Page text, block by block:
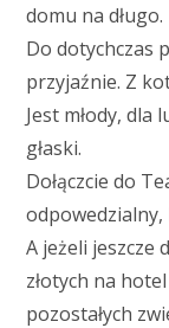
domu na długo.
Do dotychczas
przyjaźnie. Z
Jest młody,
głaski.
Dołączcie do
odpowedzialny,
A jeżeli jeszcze
złotych na
pozostałych